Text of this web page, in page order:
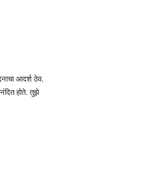
आदर्श ठेव.
होते. तुझे